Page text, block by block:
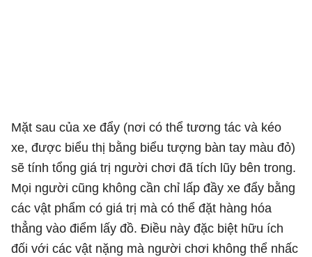
Mặt sau của xe đẩy (nơi có thể tương tác và kéo
xe, được biểu thị bằng biểu tượng bàn tay màu đỏ)
sẽ tính tổng giá trị người chơi đã tích lũy bên trong.
Mọi người cũng không cần chỉ lấp đầy xe đẩy bằng
các vật phẩm có giá trị mà có thể đặt hàng hóa
thẳng vào điểm lấy đồ. Điều này đặc biệt hữu ích
đối với các vật nặng mà người chơi không thể nhấc